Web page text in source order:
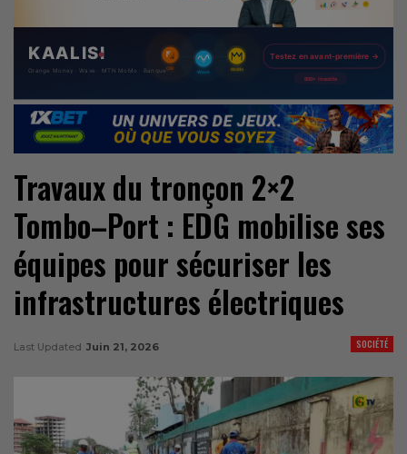
Travaux du tronçon 2×2
Tombo–Port : EDG mobilise ses
équipes pour sécuriser les
infrastructures électriques
SOCIÉTÉ
Last Updated Juin 21, 2026